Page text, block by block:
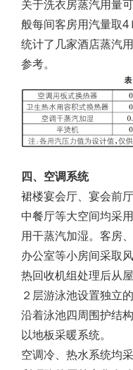
关于洗衣房蒸汽用量
般每间客房用汽量取
统计了几家酒店蒸汽
参考。
四、空调系统
裙楼宴会厅、宴会前
中餐厅等大空间均采
用干蒸汽加湿。客房
办公室等小房间采取
热回收机组处理后从
２层游泳池设置独立
沿着泳池四周围护结
以地板采暖系统。
空调冷、热水系统均